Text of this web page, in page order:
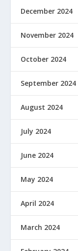
December 2024
November 2024
October 2024
September 2024
August 2024
July 2024
June 2024
May 2024
April 2024
March 2024